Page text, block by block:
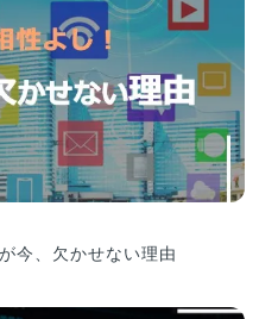
今、欠かせない理由